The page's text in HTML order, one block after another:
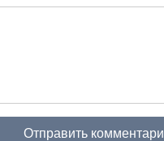
Отправить